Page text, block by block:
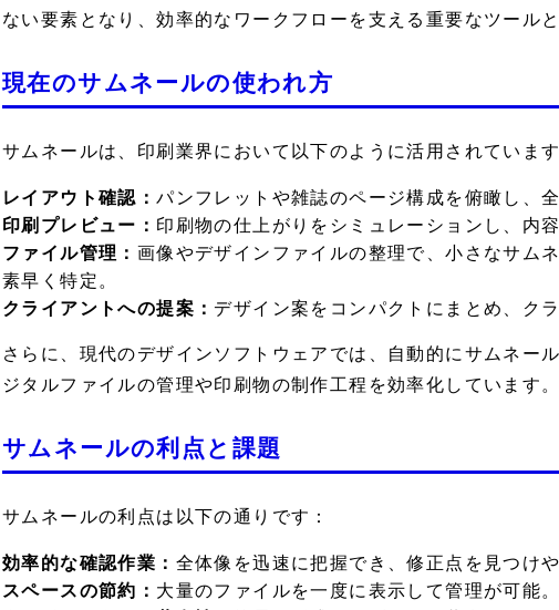
ない要素となり、効率的なワークフローを支える重要なツール
現在のサムネールの使われ方
サムネールは、印刷業界において以下のように活用されています
レイアウト確認：パンフレットや雑誌のページ構成を俯瞰し、
印刷プレビュー： 印刷物の仕上がりをシミュレーションし、内
ファイル管理： 画像やデザインファイルの整理で、小さなサム
素早く特定。
クライアントへの提案： デザイン案をコンパクトにまとめ、ク
さらに、現代のデザインソフトウェアでは、自動的にサムネー
ジタルファイルの管理や印刷物の制作工程を効率化しています。
サムネールの利点と課題
サムネールの利点は以下の通りです：
効率的な確認作業： 全体像を迅速に把握でき、修正点を見つけや
スペースの節約： 大量のファイルを一度に表示して管理が可能。